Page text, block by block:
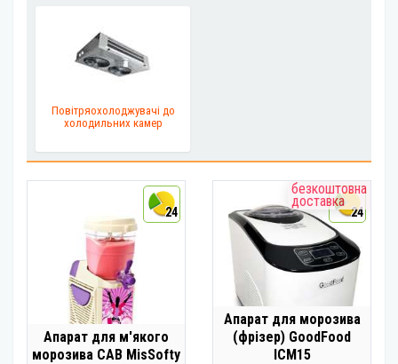
Повітряохолоджувачі до
холодильних камер
24
Апарат для м'якого
морозива CAB MisSofty
безкоштовна
доставка
24
Апарат для морозива
(фрізер) GoodFood
ICM15